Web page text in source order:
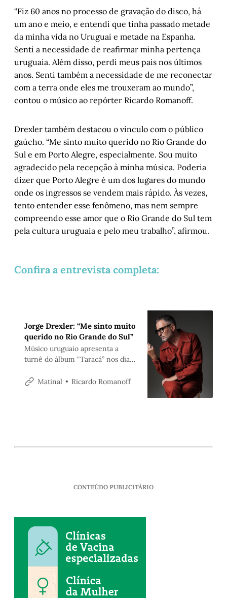
“Fiz 60 anos no processo de gravação do disco, há
um ano e meio, e entendi que tinha passado metade
da minha vida no Uruguai e metade na Espanha.
Senti a necessidade de reafirmar minha pertença
uruguaia. Além disso, perdi meus pais nos últimos
anos. Senti também a necessidade de me reconectar
com a terra onde eles me trouxeram ao mundo”,
contou o músico ao repórter Ricardo Romanoff.
Drexler também destacou o vínculo com o público
gaúcho. “Me sinto muito querido no Rio Grande do
Sul e em Porto Alegre, especialmente. Sou muito
agradecido pela recepção à minha música. Poderia
dizer que Porto Alegre é um dos lugares do mundo
onde os ingressos se vendem mais rápido. Às vezes,
tento entender esse fenômeno, mas nem sempre
compreendo esse amor que o Rio Grande do Sul tem
pela cultura uruguaia e pelo meu trabalho”, afirmou.
Confira a entrevista completa:
Jorge Drexler: “Me sinto muito
querido no Rio Grande do Sul”
Músico uruguaio apresenta a
turnê do álbum “Taracá” nos dias
Araújo Vianna
Matinal Ricardo Romanoff
CONTEÚDO PUBLICITÁRIO